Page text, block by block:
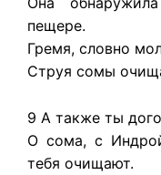
пещере.
Гремя, словно
Струя сомы
9 А также ты
О сома, с
тебя очищают.